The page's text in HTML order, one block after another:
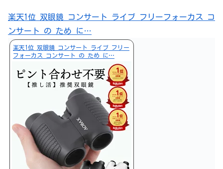
楽天1位 双眼鏡 コンサート ライブ フリーフォーカス コ
ンサート の ため に…
楽天1位 双眼鏡 コンサート ライブ フリー
フォーカス コンサート の ため に…